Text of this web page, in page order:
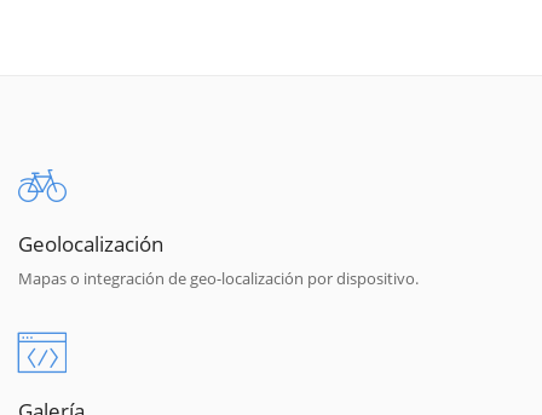
Geolocalización
Mapas o integración de geo-localización por dispositivo.